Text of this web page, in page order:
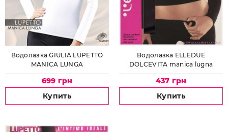
Водолазка GIULIA LUPETTO
MANICA LUNGA
699 грн
Купить
Водолазка ELLEDUE
DOLCEVITA manica lugna
437 грн
Купить